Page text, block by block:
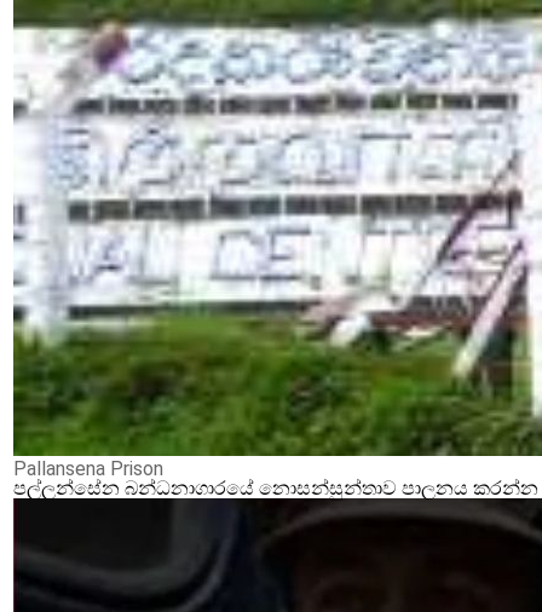
Pallansena Prison
පල්ලන්සේන බන්ධනාගාරයේ නොසන්සුන්තාව පාලනය කරන්න